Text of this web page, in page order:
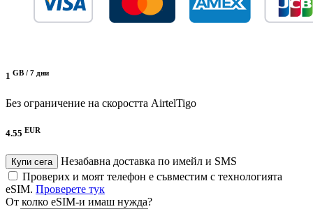
1 GB / 7 дни
Без ограничение на скоростта AirtelTigo
4.55 EUR
Купи сега
Незабавна доставка по имейл и SMS
Проверих и моят телефон е съвместим с технологията
eSIM. Проверете тук
От колко eSIM-и имаш нужда?